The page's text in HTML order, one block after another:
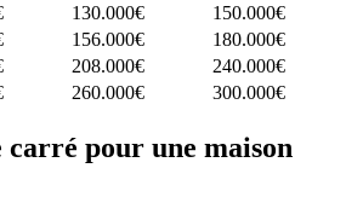
130.000€
150.000€
156.000€
180.000€
208.000€
240.000€
260.000€ 300.000€
pour une maison